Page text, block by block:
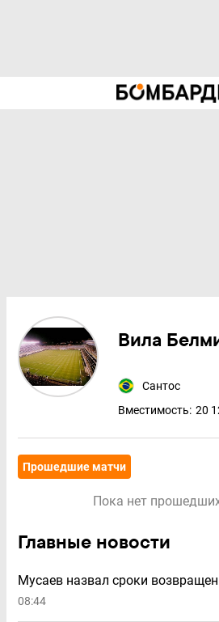
Вила
Сантос
Вместимость: 20
Прошедшие матчи
Пока нет
Главные новости
Мусаев назвал сроки
08:44